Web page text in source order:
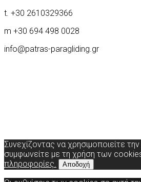
t. +30 2610329366
m +30 694 498 0028
info@patras-paragliding.gr
Συνεχίζοντας να χρησιμοποιείτε
συμφωνείτε με τη χρήση των
πληροφορίες.
Αποδοχή